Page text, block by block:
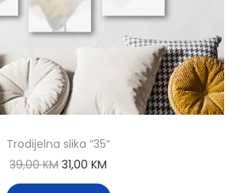
Trodijelna slika “35“
39,00KM 31,00KM